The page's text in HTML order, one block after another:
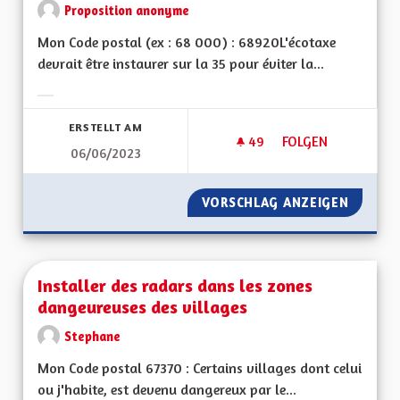
Proposition anonyme
Mon Code postal (ex : 68 000) : 68920L'écotaxe
devrait être instaurer sur la 35 pour éviter la...
ERSTELLT AM
06/06/2023
49 49 FOLLOWER
FOLGEN
INSTAURATION DE
VORSCHLAG ANZEIGEN
Installer des radars dans les zones
dangeureuses des villages
Stephane
Mon Code postal 67370 : Certains villages dont celui
ou j'habite, est devenu dangereux par le...